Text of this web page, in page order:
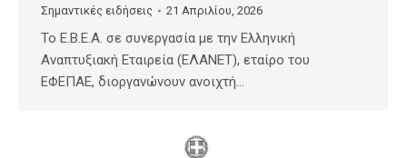
Σημαντικές ειδήσεις 21 Απριλίου, 2026
Το E.B.E.A. σε συνεργασία με την Ελληνική
Αναπτυξιακή Εταιρεία (ΕΛΑΝΕΤ), εταίρο του
ΕΦΕΠΑΕ, διοργανώνουν ανοιχτή…